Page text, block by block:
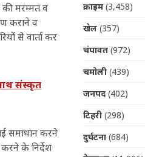
की मरम्मत व
कराने व
से वार्ता कर
संस्कृत
समाधान करने
करने के निर्देश
क्राइम(3,458)
खेल(357)
चंपावत(972)
चमोली(439)
जनपद(402)
टिहरी(298)
दुर्घटना(684)